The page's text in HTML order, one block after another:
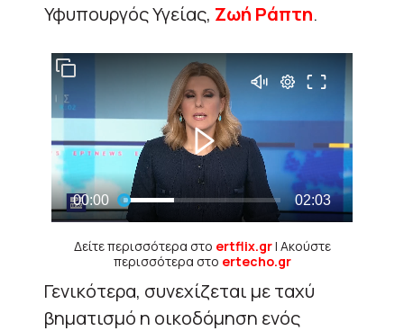
Υφυπουργός Υγείας, Ζωή Ράπτη.
Δείτε περισσότερα στο ertflix.gr| Ακούστε
περισσότερα στο ertecho.gr
Γενικότερα, συνεχίζεται με ταχύ
βηματισμό η οικοδόμηση ενός